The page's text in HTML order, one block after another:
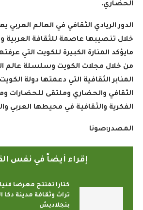
الحضاري.
الدور الريادي الثقافي في العالم
مايؤكد المنارة الكبيرة للكويت التي
من خلال مجلات الكويت وسلسلة عالم
المنابر الثقافية التي دعمتها دولة
الثقافي والحضاري وملتقى للحضارات
الفكرية والثقافية في محيطها العربي
المصدر:صونا
إقراء أيضاً في نفس
كتارا تفتتح معرضا
تراث وثقافة مدينة دكا
بنجلاديش